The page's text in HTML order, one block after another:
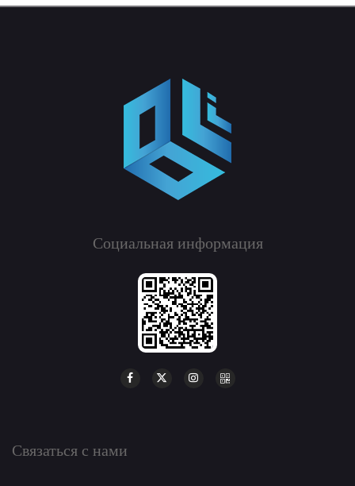
Социальная информация
Связаться с нами